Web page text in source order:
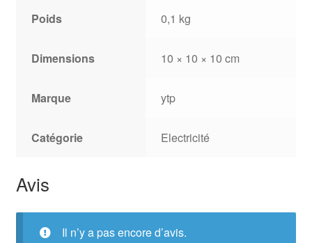
Poids 0,1 kg
Dimensions 10 × 10 × 10 cm
Marque ytp
Catégorie Electricité
Avis
Il n’y a pas encore d’avis.